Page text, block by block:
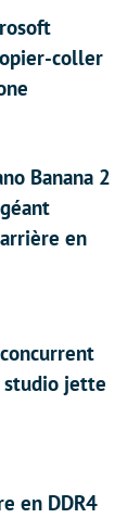
coller
Banana 2
en
studio jette
en DDR4